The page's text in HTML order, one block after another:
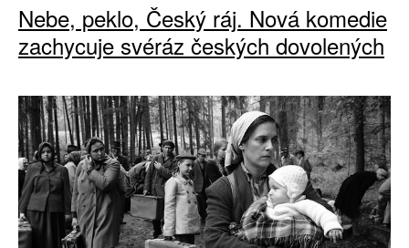
Nebe, peklo, Český ráj. Nová komedie
zachycuje svéráz českých dovolených